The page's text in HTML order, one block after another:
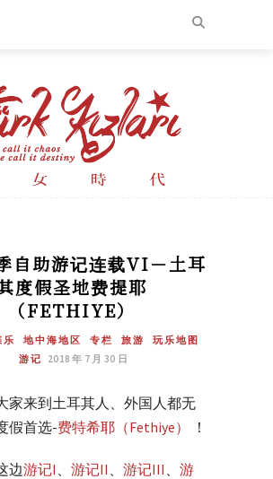
自助游记连载VI－土耳
度假圣地费提耶
（FETHIYE）
乐 地中海地区 专栏 旅游
玩乐地图
游记
2018 年 7 月 30 日
家来到土耳其人、外国人都无
假首选-费特希耶（Fethiye） ！
边游记I 、 游记II 、 游记III 、 游